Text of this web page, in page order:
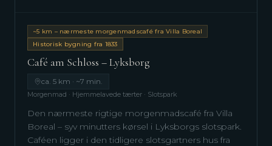
~5 km – nærmeste morgenmadscafé fra Villa Boreal
Historisk bygning fra 1833
Café am Schloss – Lyksborg
ca. 5 km · ~7 min.
Morgenmad · Hjemmelavede tærter · Slotspark
Den nærmeste rigtige morgenmadscafé fra Villa
Boreal – syv minutters kørsel i Lyksborgs slotspark.
Caféen ligger i den tidligere slotsgartners hus fra